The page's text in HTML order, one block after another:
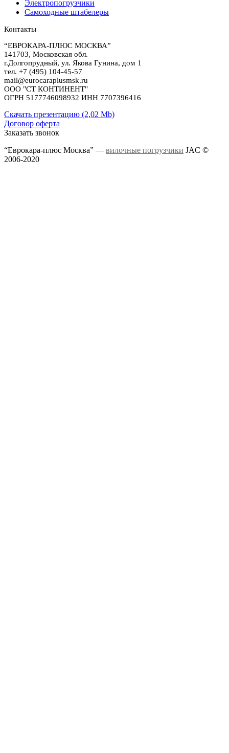
Электропогрузчики
Самоходные штабелеры
Контакты
“ЕВРОКАРА-ПЛЮС МОСКВА”
141703, Московская обл.
г.Долгопрудный, ул. Якова Гунина, дом 1
тел. +7 (495) 104-45-57
mail@eurocaraplusmsk.ru
ООО "СТ КОНТИНЕНТ"
ОГРН 5177746098932 ИНН 7707396416
Скачать презентацию (2,02 Mb)
Договор оферта
Заказать звонок
“Еврокара-плюс Москва” — вилочные погрузчики JAC ©
2006-2020